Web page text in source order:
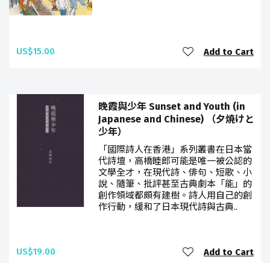
US$15.00 Add to Cart
晚霞與少年 Sunset and Youth (in
Japanese and Chinese) （夕焼けと
少年）
「國際詩人在香港」系列叢書在日本當
代詩壇，高橋睦郎可能是唯一被公認的
文學全才，在現代詩、俳句、短歌、小
說、隨筆、批評甚至古典劇本「能」的
創作領域都頗有建樹。詩人用自己的創
作行動，緩和了日本現代詩與古典..
US$19.00 Add to Cart